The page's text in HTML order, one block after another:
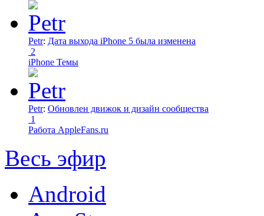
Petr: Дата выхода iPhone 5 была изменена
2
iPhone Темы
Petr: Обновлен движок и дизайн сообщества
1
Работа AppleFans.ru
Весь эфир
Android